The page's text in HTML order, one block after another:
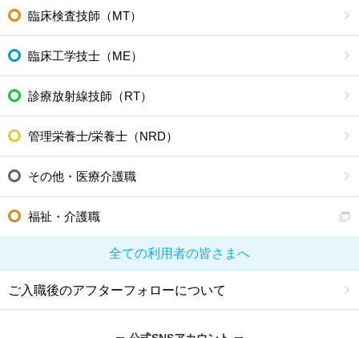
臨床検査技師（MT）
臨床工学技士（ME）
診療放射線技師（RT）
管理栄養士/栄養士（NRD）
その他・医療介護職
福祉・介護職
全ての利用者の皆さまへ
ご入職後のアフターフォローについて